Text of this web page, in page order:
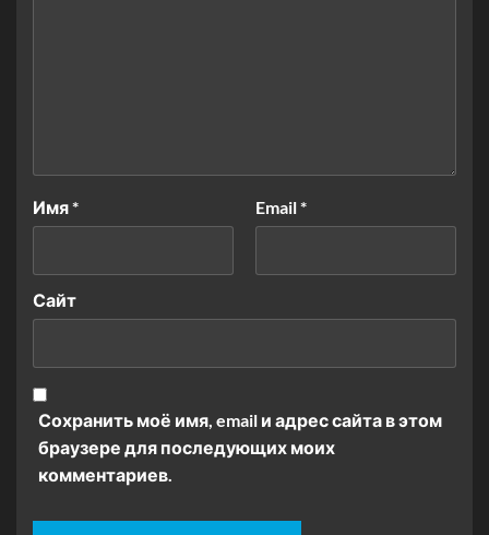
Имя* Email*
Сайт
Сохранить моё имя, email и адрес сайта в этом
браузере для последующих моих
комментариев.